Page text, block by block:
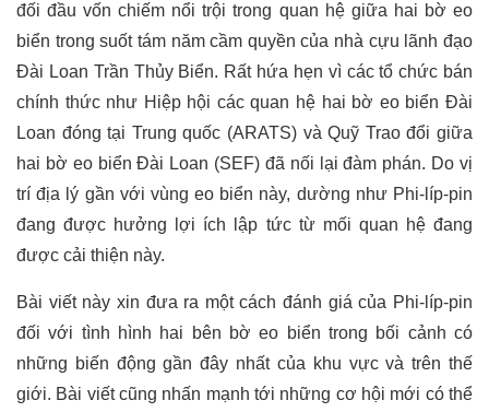
đối đầu vốn chiếm nổi trội trong quan hệ giữa hai bờ eo
biển trong suốt tám năm cầm quyền của nhà cựu lãnh đạo
Đài Loan Trần Thủy Biển. Rất hứa hẹn vì các tổ chức bán
chính thức như Hiệp hội các quan hệ hai bờ eo biển Đài
Loan đóng tại Trung quốc (ARATS) và Quỹ Trao đổi giữa
hai bờ eo biển Đài Loan (SEF) đã nối lại đàm phán. Do vị
trí địa lý gần với vùng eo biển này, dường như Phi-líp-pin
đang được hưởng lợi ích lập tức từ mối quan hệ đang
được cải thiện này.
Bài viết này xin đưa ra một cách đánh giá của Phi-líp-pin
đối với tình hình hai bên bờ eo biển trong bối cảnh có
những biến động gần đây nhất của khu vực và trên thế
giới. Bài viết cũng nhấn mạnh tới những cơ hội mới có thể